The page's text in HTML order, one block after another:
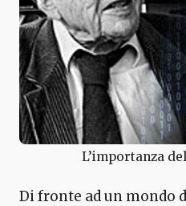
L’importanza
Di fronte ad un mondo